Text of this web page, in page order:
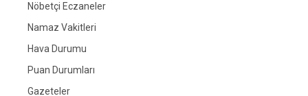
Nöbetçi Eczaneler
Namaz Vakitleri
Hava Durumu
Puan Durumları
Gazeteler